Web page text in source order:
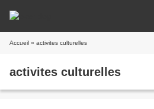
Accueil » activites culturelles
activites culturelles